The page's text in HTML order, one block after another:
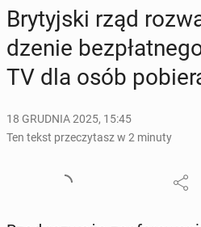
Bry­tyj­ski rząd
dze­nie
TV dla osób
18 GRUDNIA 2025, 15:45
Ten tekst przeczytasz w 2 minuty